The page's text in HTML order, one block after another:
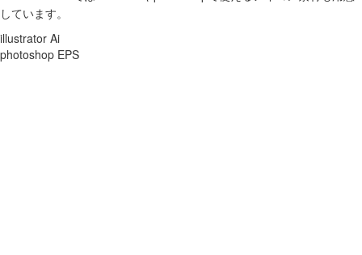
しています。
illustrator Ai
photoshop EPS